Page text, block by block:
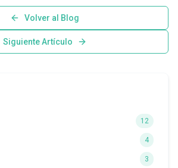
Volver al Blog
Siguiente Artículo
12
4
3